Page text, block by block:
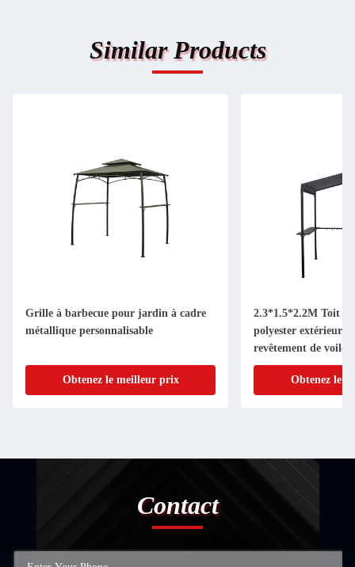
Similar Products
Grille à barbecue pour jardin à cadre
métallique personnalisable
Obtenez le meilleur prix
2.3*1.5*2.2M Toit
polyester extérieur
revêtement de voile
Obtenez le
Contact